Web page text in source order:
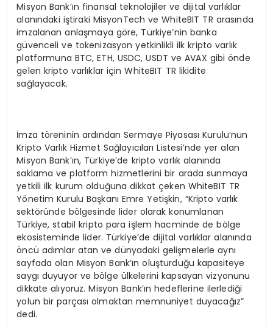
Misyon Bank’ın finansal teknolojiler ve dijital varlıklar
alanındaki iştiraki MisyonTech ve WhiteBIT TR arasında
imzalanan anlaşmaya göre, Türkiye’nin banka
güvenceli ve tokenizasyon yetkinlikli ilk kripto varlık
platformuna BTC, ETH, USDC, USDT ve AVAX gibi önde
gelen kripto varlıklar için WhiteBIT TR likidite
sağlayacak.
İmza töreninin ardından Sermaye Piyasası Kurulu’nun
Kripto Varlık Hizmet Sağlayıcıları Listesi’nde yer alan
Misyon Bank’ın, Türkiye’de kripto varlık alanında
saklama ve platform hizmetlerini bir arada sunmaya
yetkili ilk kurum olduğuna dikkat çeken WhiteBIT TR
Yönetim Kurulu Başkanı Emre Yetişkin, “Kripto varlık
sektöründe bölgesinde lider olarak konumlanan
Türkiye, stabil kripto para işlem hacminde de bölge
ekosisteminde lider. Türkiye’de dijital varlıklar alanında
öncü adımlar atan ve dünyadaki gelişmelerle aynı
sayfada olan Misyon Bank’ın oluşturduğu kapasiteye
saygı duyuyor ve bölge ülkelerini kapsayan vizyonunu
dikkate alıyoruz. Misyon Bank’ın hedeflerine ilerlediği
yolun bir parçası olmaktan memnuniyet duyacağız”
dedi.